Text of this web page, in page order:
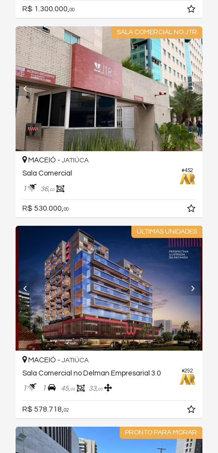
R$ 1.300.000, 00
SALA COMERCIAL NO JTR
#452
MACEIÓ - JATIÚCA
Sala Comercial
1 36,00
R$ 530.000,00
ÚLTIMAS UNIDADES
#292
MACEIÓ - JATIÚCA
Sala Comercial no Delman Empresarial 3.0
1 1 45,00 33,00
R$ 578.718, 02
PRONTO PARA MORAR